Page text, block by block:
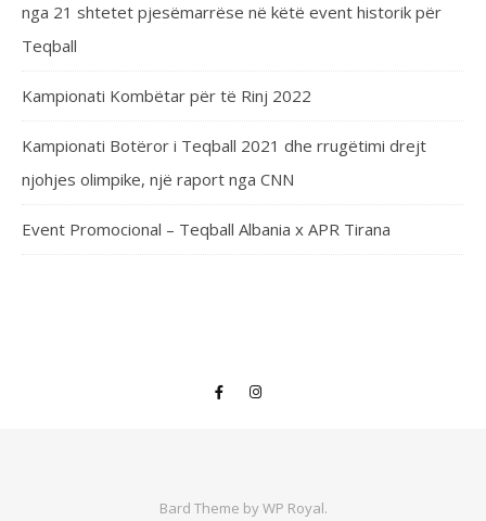
nga 21 shtetet pjesëmarrëse në këtë event historik për
Teqball
Kampionati Kombëtar për të Rinj 2022
Kampionati Botëror i Teqball 2021 dhe rrugëtimi drejt
njohjes olimpike, një raport nga CNN
Event Promocional – Teqball Albania x APR Tirana
Bard Theme byWP Royal.